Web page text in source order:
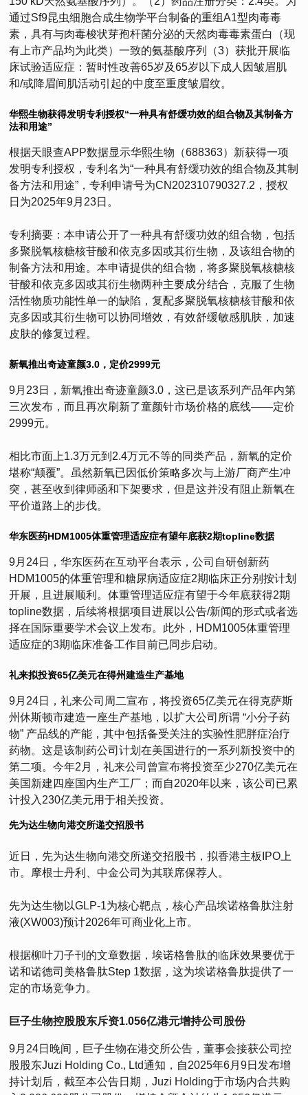
通过Sf9昆虫细胞合成生物学平台制备的重组A1型肉毒毒
素，具有与肉毒梭状芽孢杆菌分泌的天然肉毒毒素蛋白（现
有上市产品均为此类）一致的氨基酸序列（3）获批开展临
床试验适应症：暂时性改善65岁及65岁以下成人因皱眉肌
和/或降眉间肌活动引起的中度至重度皱眉纹。
华熙生物获得发明专利授权“一种具有舒缓功效的组合物及其制备方
法和用途”
根据天眼查APP数据显示华熙生物（688363）新获得一项
发明专利授权，专利名为“一种具有舒缓功效的组合物及其制
备方法和用途”，专利申请号为CN202310790327.2，授权
日为2025年9月23日。
专利摘要：本申请公开了一种具有舒缓功效的组合物，包括
多聚脱氧核糖核苷酸和依克多因或其衍生物，及该组合物的
制备方法和用途。本申请提供的组合物，将多聚脱氧核糖核
苷酸和依克多因或其衍生物两种主要成分结合，克服了生物
活性物质功能性单一的缺陷，复配多聚脱氧核糖核苷酸和依
克多因或其衍生物可以协同增效，有效舒缓敏感肌肤，加速
皮肤的修复过程。
新氧推出奇迹童颜3.0，定价2999元
9月23日，新氧推出奇迹童颜3.0，这已是该系列产品年内第
三次发布，而且再次刷新了童颜针市场价格的底线——定价
2999元。
相比市面上1.3万元到2.4万元不等的同类产品，新氧的定价
堪称“颠覆”。虽然新氧已因低价策略多次与上游厂商产生冲
突，甚至收到律师函和下架要求，但是这并没有阻止新氧在
平价道路上的步伐。
华东医药HDM1005体重管理适应症有望年底获2期topline数据
9月24日，华东医药在互动平台表示，公司自研创新药
HDM1005的体重管理和糖尿病适应症2期临床正分别按计划
开展，且进展顺利。体重管理适应症有望于今年底获得2期
topline数据，后续将根据项目进展以公告/新闻的形式或者选
择在国际重要学术会议上发布。此外，HDM1005体重管理
适应症的3期临床准备工作目前已同步启动。
礼来拟投资65亿美元在得州建造生产基地
9月24日，礼来公司周二宣布，将投资65亿美元在得克萨斯
州休斯顿市建造一座生产基地，以扩大公司所谓 “小分子药
物” 产品线的产能，其中包括备受关注的实验性肥胖症治疗
药物。这是该制药公司计划在美国进行的一系列新投资中的
第二项。今年2月，礼来公司曾宣布将投资至少270亿美元在
美国新建四座国内生产工厂；而自2020年以来，该公司已累
计投入230亿美元用于相关投资。
先为达生物向港交所递交招股书
近日，先为达生物向港交所递交招股书，拟香港主板IPO上
市。摩根士丹利、中金公司为其联席保荐人。
先为达生物以GLP-1为核心靶点，核心产品埃诺格鲁肽注射
液(XW003)预计2026年可商业化上市。
根据柳叶刀子刊的文章数据，埃诺格鲁肽的临床效果要优于
诺和诺德司美格鲁肽Step 1数据，这为埃诺格鲁肽提供了一
定的市场竞争力。
巨子生物控股股东斥资1.056亿港元增持公司股份
9月24日晚间，巨子生物在港交所公告，董事会接获公司控
股股东Juzi Holding Co., Ltd通知，自2025年6月9日发布增
持计划后，截至本公告日期，Juzi Holding于市场内合共购